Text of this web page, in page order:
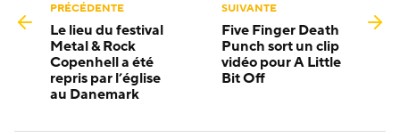
PRÉCÉDENTE
Le lieu du festival
Metal & Rock
Copenhell a été
repris par l’église
au Danemark
SUIVANTE
Five Finger Death
Punch sort un clip
vidéo pour A Little
Bit Off